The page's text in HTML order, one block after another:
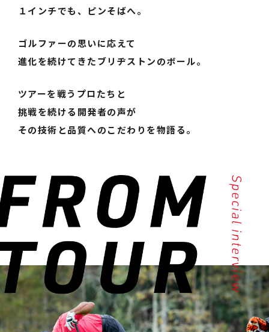
１インチでも、ピンそばへ。
ゴルファーの思いに応えて
進化を続けてきたブリヂストンのボール。
ツアーを戦うプロたちと
挑戦を続ける開発者の声が
その技術と品質へのこだわりを物語る。